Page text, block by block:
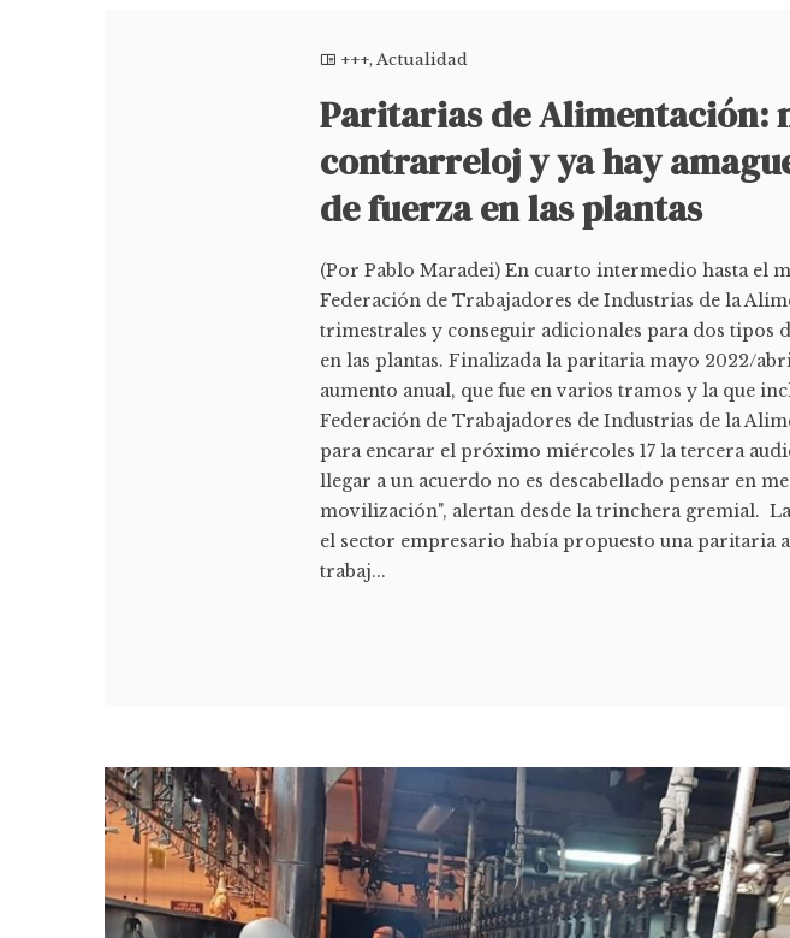
+++,Actualidad
Paritarias de Alimentación:
contrarreloj y ya hay
de fuerza en las plantas
(Por Pablo Maradei) En cuarto intermedio hasta el
Federación de Trabajadores de Industrias de la
trimestrales y conseguir adicionales para dos tipos
en las plantas. Finalizada la paritaria mayo 2022/
aumento anual, que fue en varios tramos y la que
Federación de Trabajadores de Industrias de la
para encarar el próximo miércoles 17 la tercera
llegar a un acuerdo no es descabellado pensar en
movilización", alertan desde la trinchera gremial.
el sector empresario había propuesto una paritaria
trabaj...